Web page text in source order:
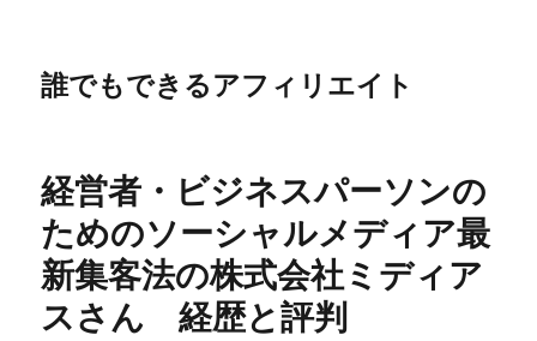
誰でもできるアフィリエイト
経営者・ビジネスパーソンの
ためのソーシャルメディア最
新集客法の株式会社ミディア
スさん 経歴と評判